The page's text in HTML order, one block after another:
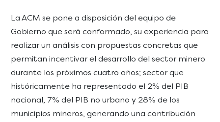
La ACM se pone a disposición del equipo de
Gobierno que será conformado, su experiencia para
realizar un análisis con propuestas concretas que
permitan incentivar el desarrollo del sector minero
durante los próximos cuatro años; sector que
históricamente ha representado el 2% del PIB
nacional, 7% del PIB no urbano y 28% de los
municipios mineros, generando una contribución